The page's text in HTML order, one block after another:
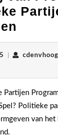
van
van
27
Partijen
Politieke
van het